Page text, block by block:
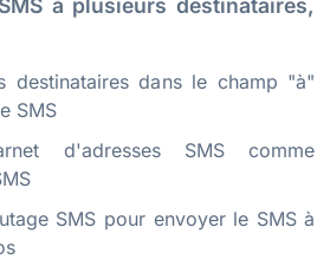
à plusieurs destinataires,
destinataires dans le champ "à"
SMS
d'adresses SMS comme
SMS pour envoyer le SMS à